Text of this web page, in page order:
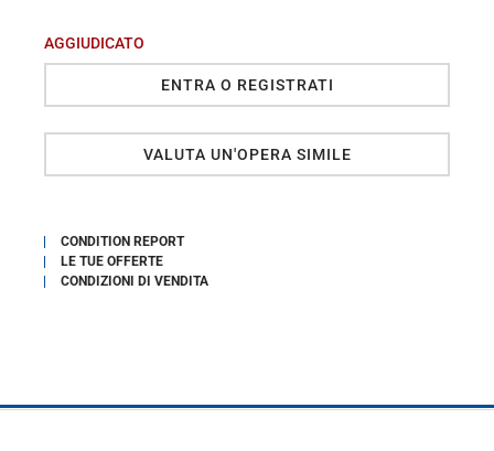
AGGIUDICATO
ENTRA O REGISTRATI
VALUTA UN'OPERA SIMILE
CONDITION REPORT
LE TUE OFFERTE
CONDIZIONI DI VENDITA